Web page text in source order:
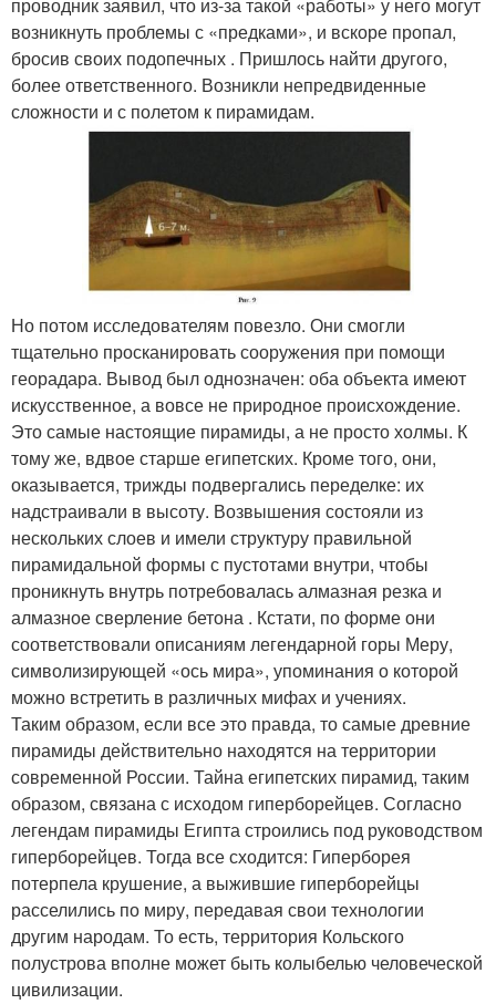
проводник заявил, что из-за такой «работы» у него могут
возникнуть проблемы с «предками», и вскоре пропал,
бросив своих подопечных . Пришлось найти другого,
более ответственного. Возникли непредвиденные
сложности и с полетом к пирамидам.
Но потом исследователям повезло. Они смогли
тщательно просканировать сооружения при помощи
георадара. Вывод был однозначен: оба объекта имеют
искусственное, а вовсе не природное происхождение.
Это самые настоящие пирамиды, а не просто холмы. К
тому же, вдвое старше египетских. Кроме того, они,
оказывается, трижды подвергались переделке: их
надстраивали в высоту. Возвышения состояли из
нескольких слоев и имели структуру правильной
пирамидальной формы с пустотами внутри, чтобы
проникнуть внутрь потребовалась алмазная резка и
алмазное сверление бетона . Кстати, по форме они
соответствовали описаниям легендарной горы Меру,
символизирующей «ось мира», упоминания о которой
можно встретить в различных мифах и учениях.
Таким образом, если все это правда, то самые древние
пирамиды действительно находятся на территории
современной России. Тайна египетских пирамид, таким
образом, связана с исходом гиперборейцев. Согласно
легендам пирамиды Египта строились под руководством
гиперборейцев. Тогда все сходится: Гиперборея
потерпела крушение, а выжившие гиперборейцы
расселились по миру, передавая свои технологии
другим народам. То есть, территория Кольского
полустрова вполне может быть колыбелью человеческой
цивилизации.